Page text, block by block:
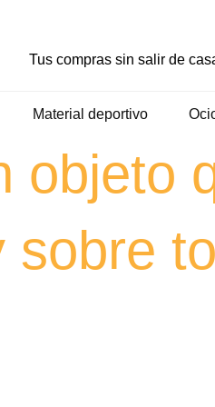
Tus compras sin salir de
Material deportivo
objeto